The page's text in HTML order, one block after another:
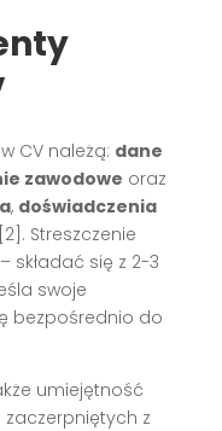
CV należą: dane
zawodowe oraz
, doświadczenia
Streszczenie
składać się z 2-3
swoje
bezpośrednio do
umiejętność
zaczerpniętych z